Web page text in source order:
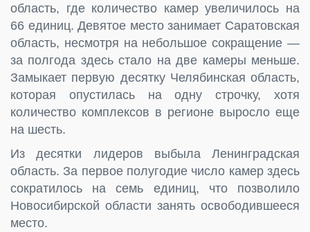
область, где количество камер увеличилось на
66 единиц. Девятое место занимает Саратовская
область, несмотря на небольшое сокращение —
за полгода здесь стало на две камеры меньше.
Замыкает первую десятку Челябинская область,
которая опустилась на одну строчку, хотя
количество комплексов в регионе выросло еще
на шесть.
Из десятки лидеров выбыла Ленинградская
область. За первое полугодие число камер здесь
сократилось на семь единиц, что позволило
Новосибирской области занять освободившееся
место.